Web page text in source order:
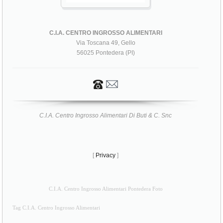
C.I.A. CENTRO INGROSSO ALIMENTARI
Via Toscana 49, Gello
56025 Pontedera (PI)
C.I.A. Centro Ingrosso Alimentari Di Buti & C. Snc
[ Privacy ]
C.I.A. Centro Ingrosso Alimentari Pontedera Foto
Tag C.I.A. Centro Ingrosso Alimentari